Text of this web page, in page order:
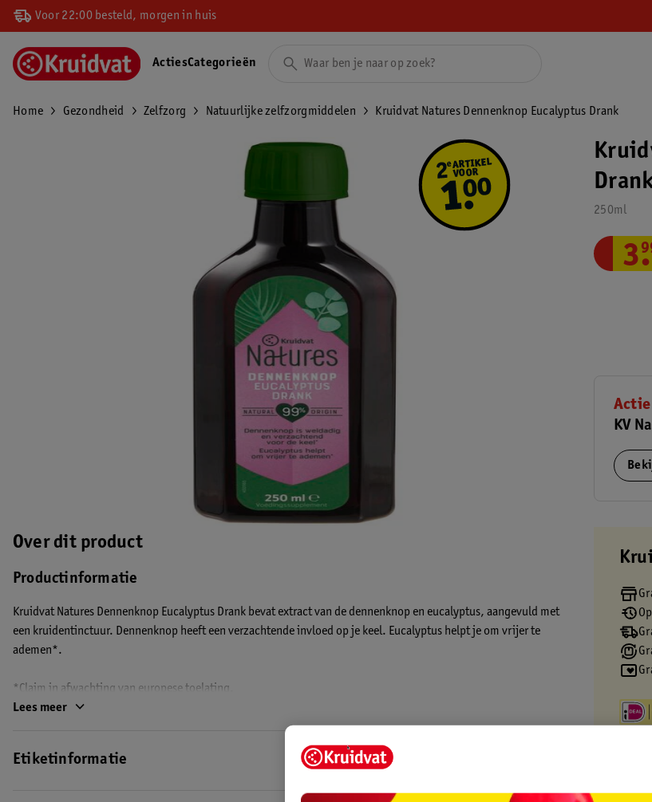
Voor 22:00 besteld, morgen in huis
ActiesCategorieën
Home Gezondheid Zelfzorg Natuurlijke zelfzorgmiddelen Kruidvat Natures Dennenknop Eucalyptus Drank
Over dit product
Productinformatie
Kruidvat Natures Dennenknop Eucalyptus Drank bevat extract van de dennenknop en eucalyptus, aangevuld met
een kruidentinctuur. Dennenknop heeft een verzachtende invloed op je keel. Eucalyptus helpt je om vrijer te
ademen*.
*Claim in afwachting van europese toelating.
EAN code:8720674166360
Lees meer
Etiketinformatie
250ml
3.
Actie
KV